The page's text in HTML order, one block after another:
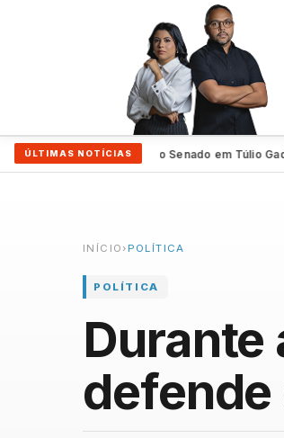
ÚLTIMAS NOTÍCIAS
oficializa 2º voto ao Senado em Túlio Gadêlha●
INÍCIO › POLÍTICA
POLÍTICA
Durante
defende